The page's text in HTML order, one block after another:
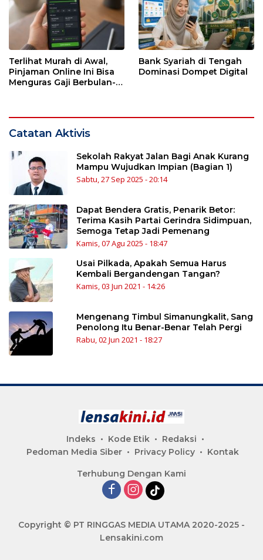
Terlihat Murah di Awal,
Pinjaman Online Ini Bisa
Menguras Gaji Berbulan-
Bank Syariah di Tengah
Dominasi Dompet Digital
Catatan Aktivis
Sekolah Rakyat Jalan Bagi Anak Kurang
Mampu Wujudkan Impian (Bagian 1)
Sabtu, 27 Sep 2025 - 20:14
Dapat Bendera Gratis, Penarik Betor:
Terima Kasih Partai Gerindra Sidimpuan,
Semoga Tetap Jadi Pemenang
Kamis, 07 Agu 2025 - 18:47
Usai Pilkada, Apakah Semua Harus
Kembali Bergandengan Tangan?
Kamis, 03 Jun 2021 - 14:26
Mengenang Timbul Simanungkalit, Sang
Penolong Itu Benar-Benar Telah Pergi
Rabu, 02 Jun 2021 - 18:27
Indeks Kode Etik
Redaksi
Pedoman Media Siber
Privacy Policy Kontak
Terhubung Dengan Kami
Copyright © PT RINGGAS MEDIA UTAMA 2020-2025 -
Lensakini.com